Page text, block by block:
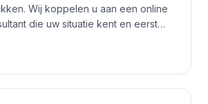
Wij koppelen u aan een online
die uw situatie kent en eerst